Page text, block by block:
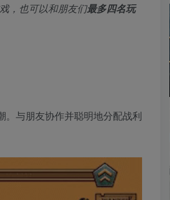
，也可以和朋友们最多四名玩
。与朋友协作并聪明地分配战利